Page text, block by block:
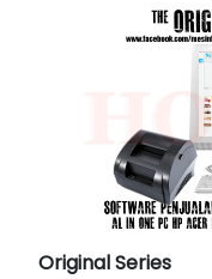
Original Series